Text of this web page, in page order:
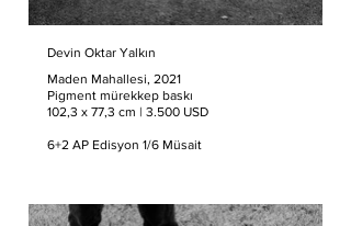
Devin Oktar Yalkın
Maden Mahallesi, 2021
Pigment mürekkep baskı
102,3 x 77,3 cm | 3.500 USD
6+2 AP Edisyon 1/6 Müsait